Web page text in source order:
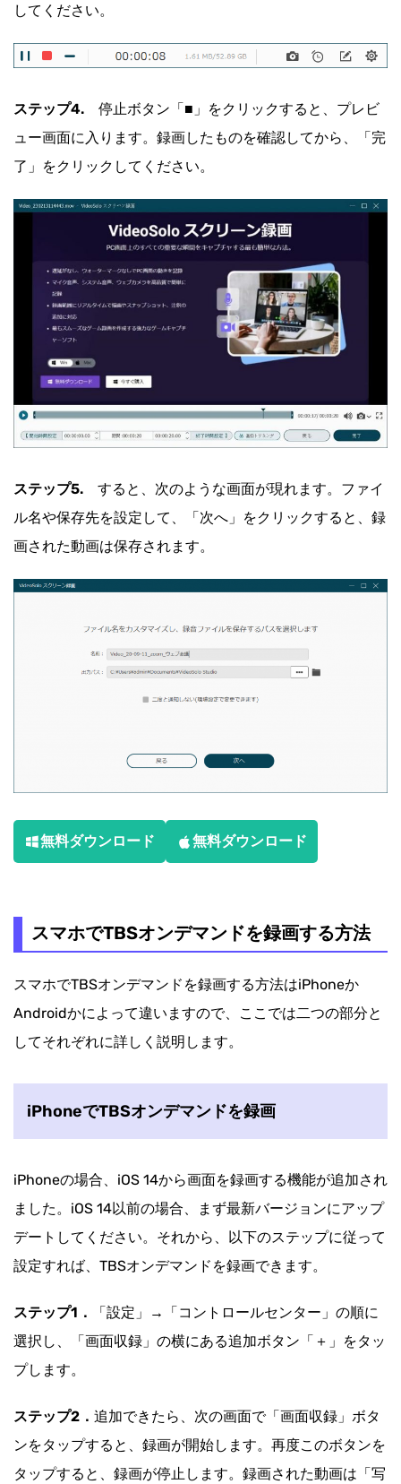
してください。
ステップ4. 停止ボタン「■」をクリックすると、プレビ
ュー画面に入ります。録画したものを確認してから、「完
了」をクリックしてください。
ステップ5. すると、次のような画面が現れます。ファイ
ル名や保存先を設定して、「次へ」をクリックすると、録
画された動画は保存されます。
無料ダウンロード 無料ダウンロード
スマホでTBSオンデマンドを録画する方法
スマホでTBSオンデマンドを録画する方法はiPhoneか
Androidかによって違いますので、ここでは二つの部分と
してそれぞれに詳しく説明します。
iPhoneでTBSオンデマンドを録画
iPhoneの場合、iOS 14から画面を録画する機能が追加され
ました。iOS 14以前の場合、まず最新バージョンにアップ
デートしてください。それから、以下のステップに従って
設定すれば、TBSオンデマンドを録画できます。
ステップ1．
「設定」→「コントロールセンター」の順に
選択し、「画面収録」の横にある追加ボタン「＋」をタッ
プします。
ステップ2． 追加できたら、次の画面で「画面収録」ボタ
ンをタップすると、録画が開始します。再度このボタンを
タップすると、録画が停止します。録画された動画は「写